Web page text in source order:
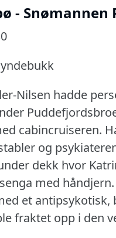
- Snømannen
Nilsen hadde
cabincruiseren.
og
dekk hvor
med håndjern.
et antipsykotisk,
fraktet opp i den